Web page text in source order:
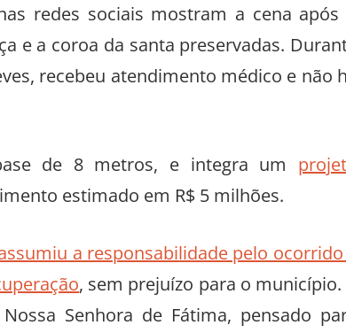
redes sociais mostram a cena após
e a coroa da santa preservadas.
recebeu atendimento médico e não
de 8 metros, e integra um
estimado em R$ 5 milhões.
a responsabilidade pelo
, sem prejuízo para o município.
Senhora de Fátima, pensado